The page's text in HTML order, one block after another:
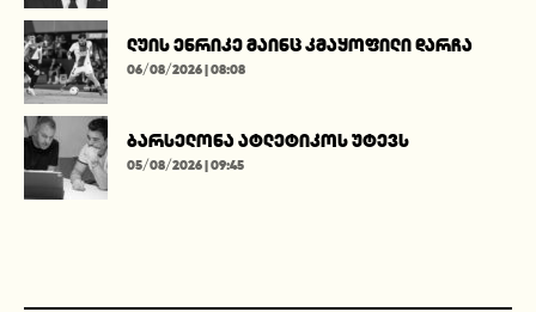
ლუის ენრიკე მაინც კმაყოფილი დარჩა
06/08/2026 | 08:08
ბარსელონა ატლეტიკოს უტევს
05/08/2026 | 09:45